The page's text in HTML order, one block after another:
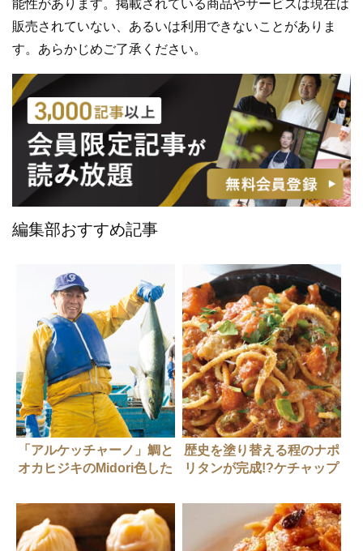
能性があります。掲載されている商品やサービスは現在は
販売されていない、あるいは利用できないことがありま
す。あらかじめご了承ください。
編集部おすすめ記事
「アルケッチャーノ」鯛と
オカヒジキのMidori色した
歴史を塗り替える程のナポ
リタンが完成!?ケチャップ
ェフ”本気”の一皿